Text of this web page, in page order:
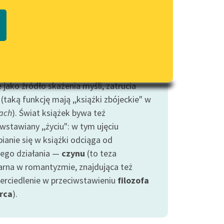
PDF
wrażliwych
Deklaracja dostępności
występuje w dwóch odmiennych
po pierwsze jako przyjaciel
jako źródło skażenia myśli, zatrucia
funkcję mają ,,książki zbójeckie" w
). Świat książek bywa też
,,życiu": w tym ujęciu
się w książki odciąga od
działania — czynu (to teza
w romantyzmie, znajdująca też
w przeciwstawieniu filozofa
).